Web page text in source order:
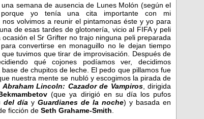
semana de ausencia de Lunes Molón (según el
yo tenía una cita importante con mi
nos volvimos a reunir el pintamonas éste y yo para
de esas tardes de glotonería, vicio al FIFA y peli
ocasión el Sr Grifter no trajo ninguna peli preparada
convertirse en monaguillo no le dejan tiempo
tuvimos que tirar de improvisación. Después de
qué cojones podíamos ver, decidimos
base de chupitos de leche. El pedo que pillamos fue
nuestra mente se nubló y escogimos la pirada de
Abraham Lincoln: Cazador de Vampiros, dirigida
(que ya dirigió en su día los pufos
del día y Guardianes de la noche) y basada en
ficción de Seth Grahame-Smith